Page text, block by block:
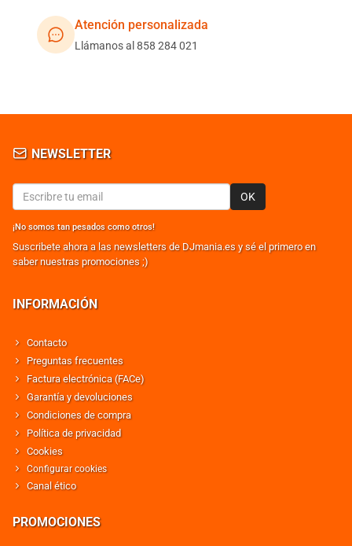
Atención personalizada
Llámanos al 858 284 021
NEWSLETTER
OK
¡No somos tan pesados como otros!
Suscribete ahora a las newsletters de DJmania.es y sé el primero en
saber nuestras promociones ;)
INFORMACIÓN
Contacto
Preguntas frecuentes
Factura electrónica (FACe)
Garantía y devoluciones
Condiciones de compra
Política de privacidad
Cookies
Configurar cookies
Canal ético
PROMOCIONES